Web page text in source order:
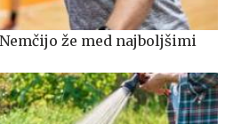
že med najboljšimi